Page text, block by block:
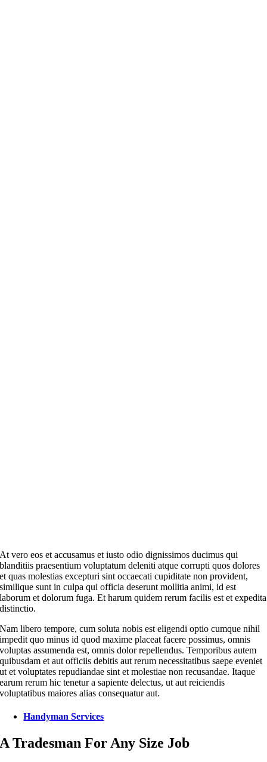
At vero eos et accusamus et iusto odio dignissimos ducimus qui
blanditiis praesentium voluptatum deleniti atque corrupti quos dolores
et quas molestias excepturi sint occaecati cupiditate non provident,
similique sunt in culpa qui officia deserunt mollitia animi, id est
laborum et dolorum fuga. Et harum quidem rerum facilis est et expedita
distinctio.
Nam libero tempore, cum soluta nobis est eligendi optio cumque nihil
impedit quo minus id quod maxime placeat facere possimus, omnis
voluptas assumenda est, omnis dolor repellendus. Temporibus autem
quibusdam et aut officiis debitis aut rerum necessitatibus saepe eveniet
ut et voluptates repudiandae sint et molestiae non recusandae. Itaque
earum rerum hic tenetur a sapiente delectus, ut aut reiciendis
voluptatibus maiores alias consequatur aut.
Handyman Services
A Tradesman For Any Size Job